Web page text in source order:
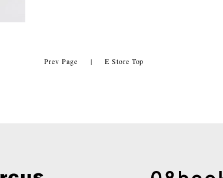
Prev Page | E Store Top